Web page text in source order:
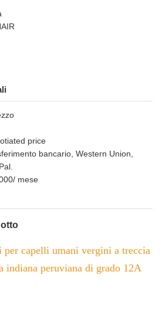
price
bancario, Western Union,
mese
capelli umani vergini a treccia
indiana peruviana di grado 12A